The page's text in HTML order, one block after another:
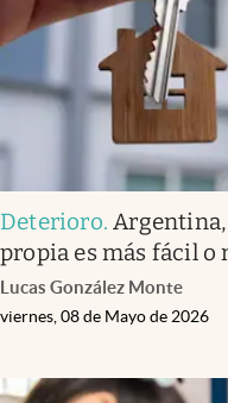
Deterioro.Argentina,
propia es más fácil o
Lucas González Monte
viernes, 08 de Mayo de 2026